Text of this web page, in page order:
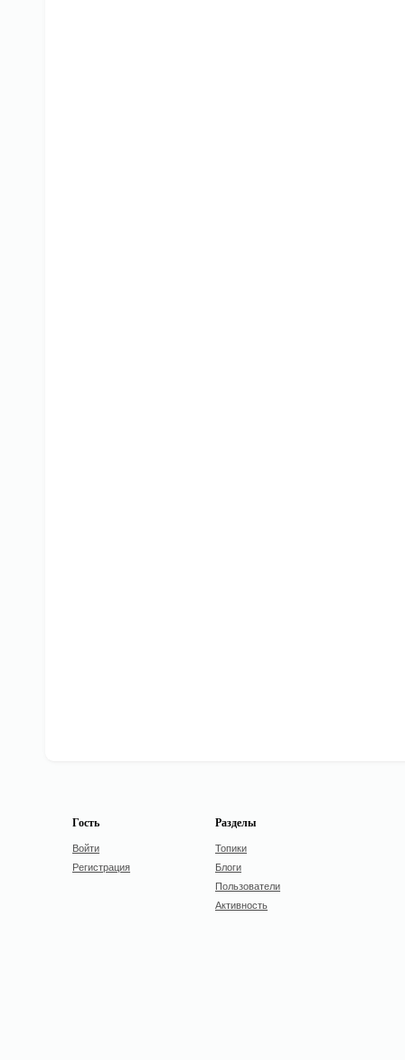
Гость
Войти
Регистрация
Разделы
Топики
Блоги
Пользователи
Активность